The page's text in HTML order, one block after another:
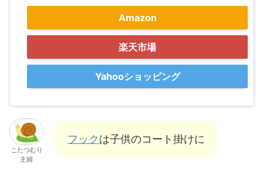
Amazon
楽天市場
Yahooショッピング
こたつむり
主婦
フックは子供のコート掛けに